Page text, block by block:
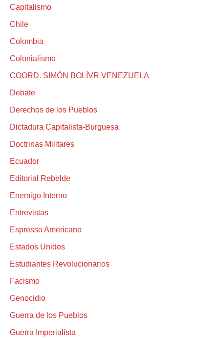
Capitalismo
Chile
Colombia
Colonialismo
COORD. SIMÓN BOLÍVR VENEZUELA
Debate
Derechos de los Pueblos
Dictadura Capitalista-Burguesa
Doctrinas Militares
Ecuador
Editorial Rebelde
Enemigo Interno
Entrevistas
Espresso Americano
Estados Unidos
Estudiantes Revolucionarios
Facismo
Genocidio
Guerra de los Pueblos
Guerra Imperialista